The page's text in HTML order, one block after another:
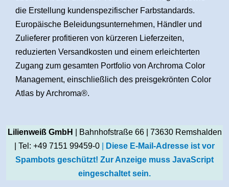
die Erstellung kundenspezifischer Farbstandards.
Europäische Beleidungsunternehmen, Händler und
Zulieferer profitieren von kürzeren Lieferzeiten,
reduzierten Versandkosten und einem erleichterten
Zugang zum gesamten Portfolio von Archroma Color
Management, einschließlich des preisgekrönten Color
Atlas by Archroma®.
Lilienweiß GmbH
| Bahnhofstraße 66 | 73630 Remshalden
| Tel: +49 7151 99459-0
Diese E-Mail-Adresse ist vor
Spambots geschützt! Zur Anzeige muss JavaScript
eingeschaltet sein.